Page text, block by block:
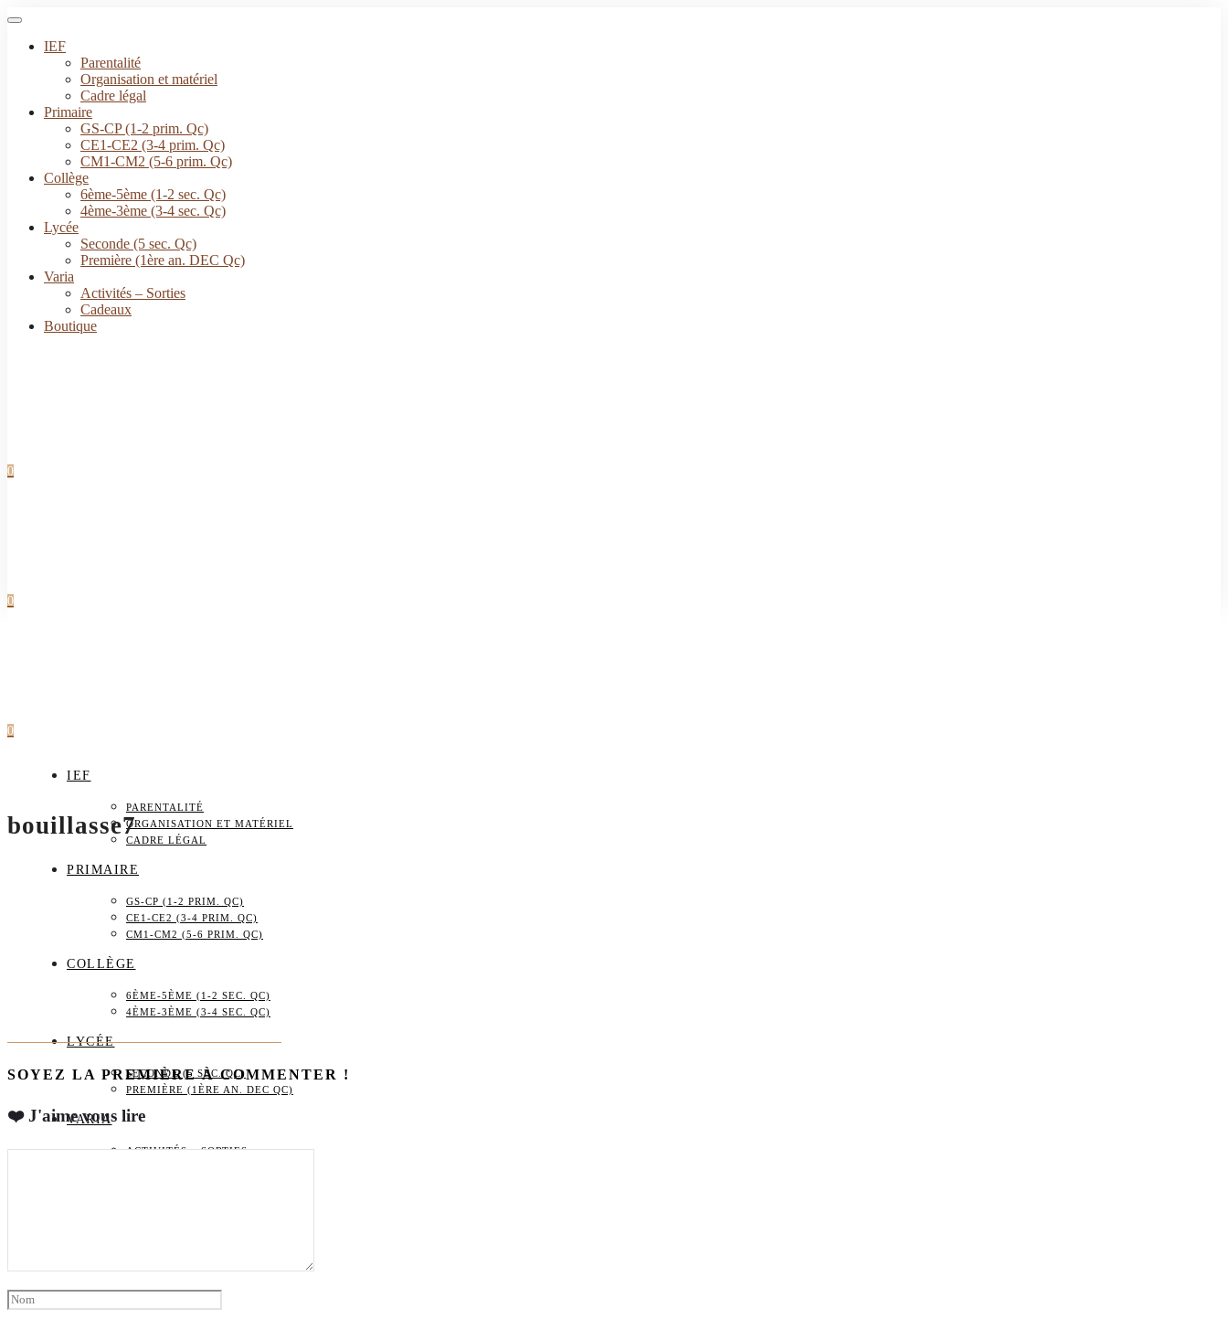
IEF
Parentalité
Organisation et matériel
Cadre légal
Primaire
GS-CP (1-2 prim. Qc)
CE1-CE2 (3-4 prim. Qc)
CM1-CM2 (5-6 prim. Qc)
Collège
6ème-5ème (1-2 sec. Qc)
4ème-3ème (3-4 sec. Qc)
Lycée
Seconde (5 sec. Qc)
Première (1ère an. DEC Qc)
Varia
Activités – Sorties
Cadeaux
Boutique
0
0
0
IEF
PARENTALITÉ
ORGANISATION ET MATÉRIEL
CADRE LÉGAL
PRIMAIRE
GS-CP (1-2 PRIM. QC)
CE1-CE2 (3-4 PRIM. QC)
CM1-CM2 (5-6 PRIM. QC)
COLLÈGE
6ÈME-5ÈME (1-2 SEC. QC)
4ÈME-3ÈME (3-4 SEC. QC)
LYCÉE
SECONDE (5 SEC. QC)
PREMIÈRE (1ÈRE AN. DEC QC)
VARIA
ACTIVITÉS – SORTIES
bouillasse7
SOYEZ LA PREMIÈRE À COMMENTER !
❤️ J'aime vous lire